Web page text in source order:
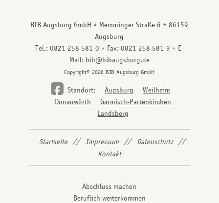
BIB Augsburg GmbH Memminger Straße 6
86159
Augsburg
Tel.: 0821 258 581-0
Fax: 0821 258 581-9
E-
Mail: bib@bibaugsburg.de
Copyright© 2026 BIB Augsburg GmbH
Standort: Augsburg
Weilheim
Donauwörth
Garmisch-Partenkirchen
Landsberg
Startseite Impressum
Datenschutz
Kontakt
Abschluss machen
Beruflich weiterkommen